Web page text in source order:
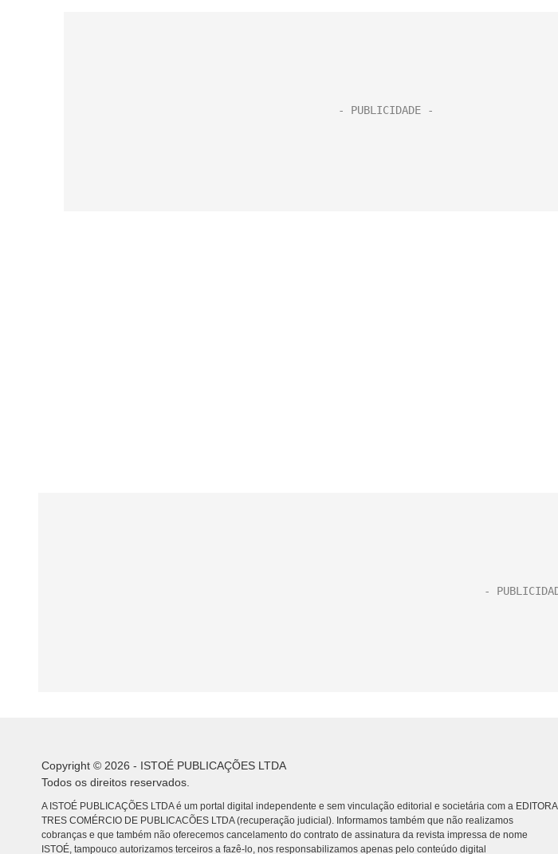
Copyright © 2026 - ISTOÉ PUBLICAÇÕES LTDA
Todos os direitos reservados.
A ISTOÉ PUBLICAÇÕES LTDA é um portal digital independente e sem vinculação editorial e societária com a EDITORA
TRES COMÉRCIO DE PUBLICACÕES LTDA (recuperação judicial). Informamos também que não realizamos
cobranças e que também não oferecemos cancelamento do contrato de assinatura da revista impressa de nome
ISTOÉ, tampouco autorizamos terceiros a fazê-lo, nos responsabilizamos apenas pelo conteúdo digital